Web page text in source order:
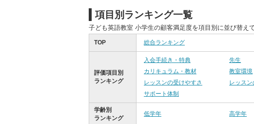
項目別ランキング一覧
子ども英語教室 小学生の顧客満足度を項目別に並び替え
TOP 総合ランキング
評価項目別
ランキング
入会手続き・特典 先生
カリキュラム・教材
教室環境
レッスンの受けやすさ
レッスン
サポート体制
学齢別
ランキング
低学年 高学年